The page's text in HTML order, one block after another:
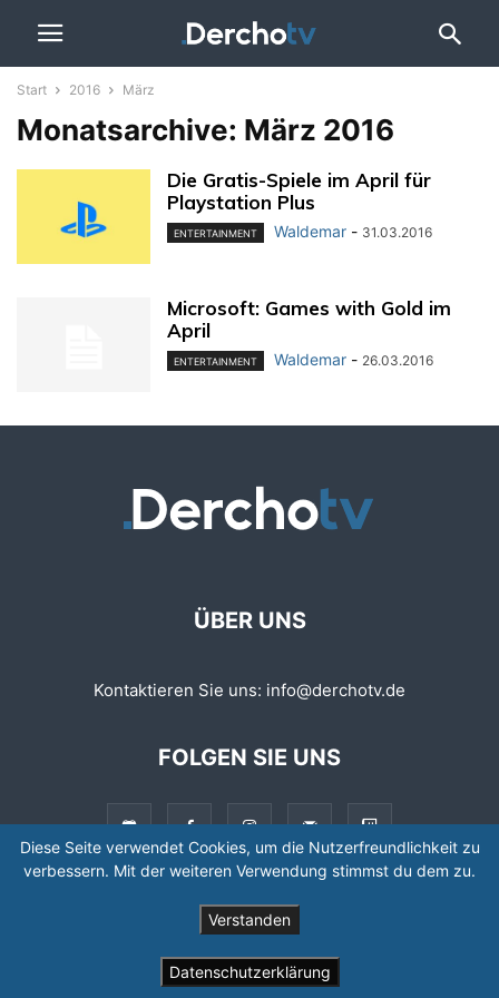
Start 2016 März
Monatsarchive: März 2016
Die Gratis-Spiele im April für
Playstation Plus
ENTERTAINMENT Waldemar - 31.03.2016
Microsoft: Games with Gold im
April
ENTERTAINMENT Waldemar - 26.03.2016
ÜBER UNS
Kontaktieren Sie uns: info@derchotv.de
FOLGEN SIE UNS
© © Copyright 2008 - 2026 | Newspaper by TagDiv
Diese Seite verwendet Cookies, um die Nutzerfreundlichkeit zu
verbessern. Mit der weiteren Verwendung stimmst du dem zu.
Verstanden
Datenschutzerklärung